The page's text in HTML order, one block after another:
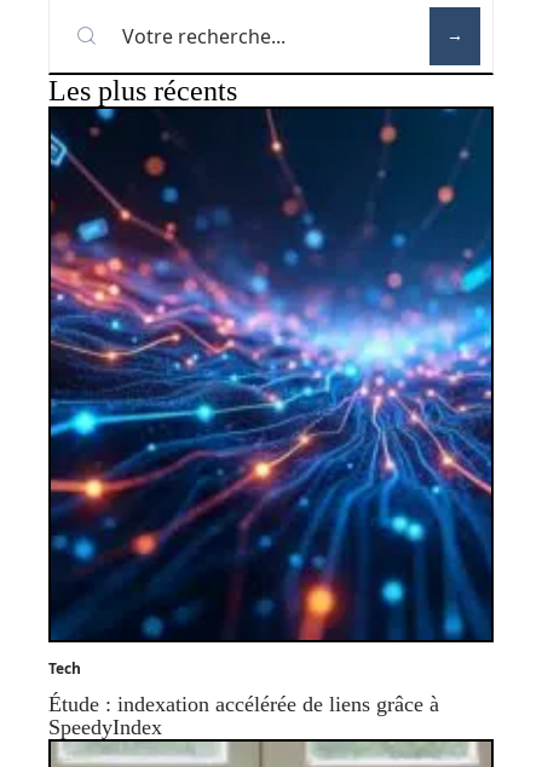
Les plus récents
Tech
Étude : indexation accélérée de liens grâce à
SpeedyIndex